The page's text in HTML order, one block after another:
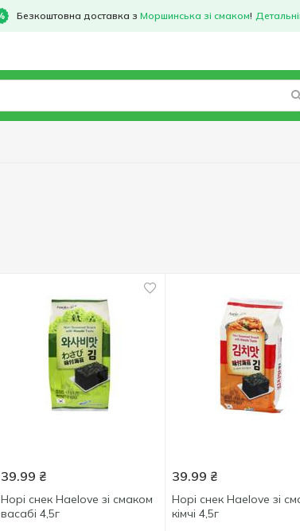
Безкоштовна доставка з Моршинська зі смаком!
39.99 ₴
Норі снек Haelove зі смаком
васабі 4,5г
39.99 ₴
Норі снек Haelove зі
кімчі 4,5г